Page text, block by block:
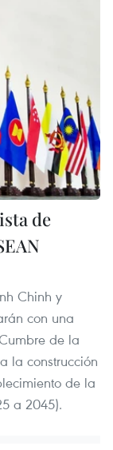
de
Chinh y
con una
de la
la construcción
de la
a 2045).